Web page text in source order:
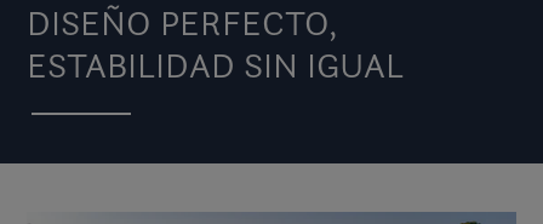
DISEÑO PERFECTO,
ESTABILIDAD SIN IGUAL